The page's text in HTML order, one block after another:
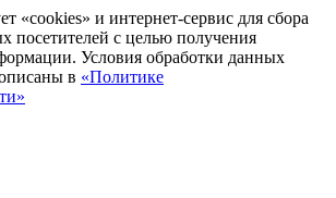
«cookies» и интернет-сервис для сбора
посетителей с целью получения
Условия обработки данных
в «Политике